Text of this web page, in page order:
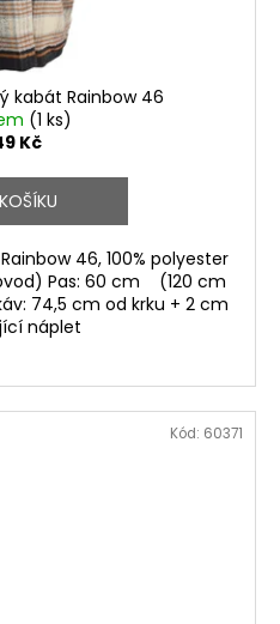
kabát Rainbow 46
(1 ks)
Kč
46, 100% polyester
Pas: 60 cm (120 cm
74,5 cm od krku + 2 cm
náplet
Kód: 60371